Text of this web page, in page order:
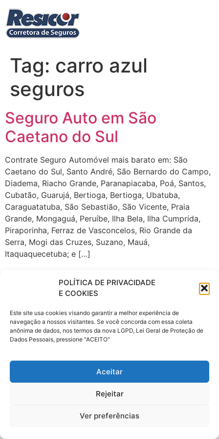
POLÍTICA DE PRIVACIDADE
E COOKIES
Este site usa cookies visando garantir a melhor experiência de
navegação a nossos visitantes. Se você concorda com essa coleta
anônima de dados, nos termos da nova LGPD, Lei Geral de Proteção de
Dados Pessoais, pressione "ACEITO"
Aceitar
Rejeitar
Ver preferências
para
conteúdo
Tag: carro azul
seguros
Seguro Auto em São
Caetano do Sul
Contrate Seguro Automóvel mais barato em: São
Caetano do Sul, Santo André, São Bernardo do Campo,
Diadema, Riacho Grande, Paranapiacaba, Poá, Santos,
Cubatão, Guarujá, Bertioga, Bertioga, Ubatuba,
Caraguatatuba, São Sebastião, São Vicente, Praia
Grande, Mongaguá, Peruíbe, Ilha Bela, Ilha Cumprida,
Piraporinha, Ferraz de Vasconcelos, Rio Grande da
Serra, Mogi das Cruzes, Suzano, Mauá,
Itaquaquecetuba; e […]